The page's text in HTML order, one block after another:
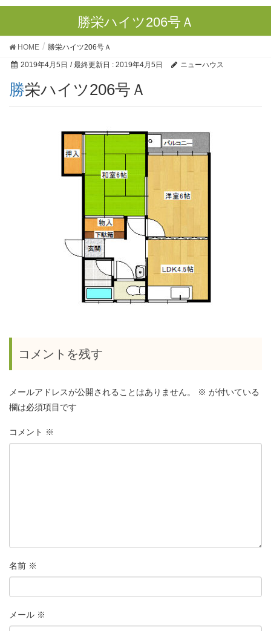
勝栄ハイツ206号Ａ
HOME 勝栄ハイツ206号Ａ
2019年4月5日 / 最終更新日 : 2019年4月5日 ニューハウス
勝栄ハイツ206号Ａ
コメントを残す
メールアドレスが公開されることはありません。 ※ が付いている
欄は必須項目です
コメント ※
名前 ※
メール ※